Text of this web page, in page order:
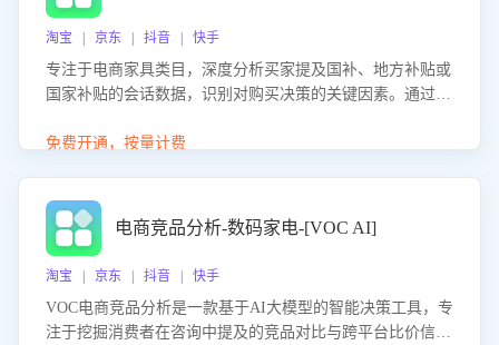
淘宝 | 京东 | 抖音 | 快手
专注于电商家具类目，深度分析买家提及国补、地方补贴或
国家补贴的会话数据，识别对购买决策的关键因素。通过AI
化策略，助力商家利用国补政策提升GMV。
免费开通，按量计费
电商竞品分析-数码家电-[VOC AI]
淘宝 | 京东 | 抖音 | 快手
VOC电商竞品分析是一款基于AI大模型的智能决策工具，专
注于挖掘消费者在咨询中提及的竞品对比与跨平台比价信